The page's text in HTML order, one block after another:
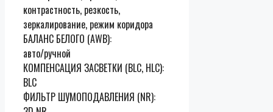
контрастность, резкость,
зеркалирование, режим коридора
БАЛАНС БЕЛОГО (AWB):
авто/ручной
КОМПЕНСАЦИЯ ЗАСВЕТКИ (BLC, HLC):
BLC
ФИЛЬТР ШУМОПОДАВЛЕНИЯ (NR):